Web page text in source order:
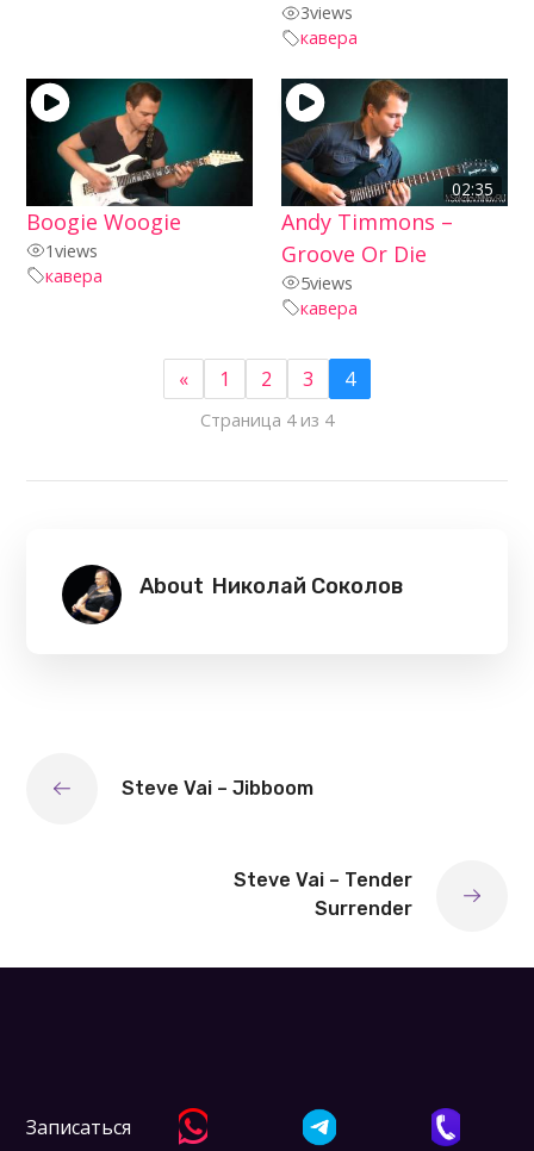
3views
кавера
Boogie Woogie
1views
кавера
02:35
Andy Timmons –
Groove Or Die
5views
кавера
« 1 2 3 4
Страница 4 из 4
About Николай Соколов
Steve Vai – Jibboom
Steve Vai – Tender
Surrender
Записаться